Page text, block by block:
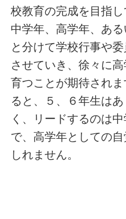
校教育の完成を目指し
中学年、高学年、あ
と分けて学校行事や
させていき、徐々に
育つことが期待され
ると、５、６年生は
く、リードするのは
で、高学年としての
しれません。